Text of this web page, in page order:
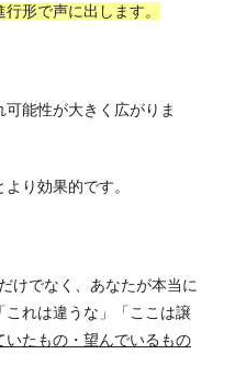
形で声に出します。
能性が大きく広がりま
り効果的です。
けでなく、あなたが本当に
れは違うな」「ここは譲
いたもの・望んでいるもの